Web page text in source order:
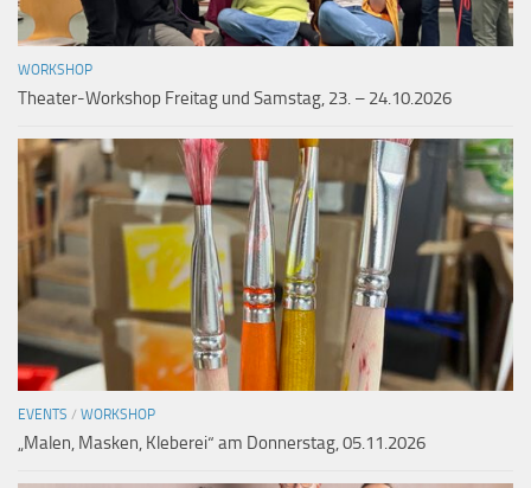
WORKSHOP
Theater-Workshop Freitag und Samstag, 23. – 24.10.2026
EVENTS / WORKSHOP
„Malen, Masken, Kleberei“ am Donnerstag, 05.11.2026